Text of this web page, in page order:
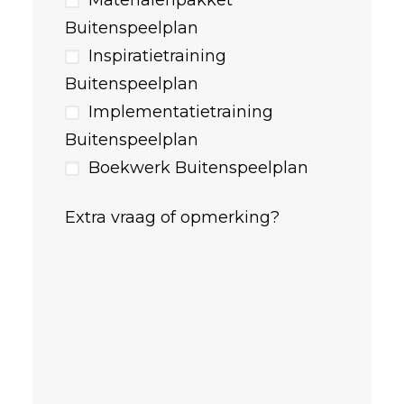
Buitenspeelplan
Inspiratietraining
Buitenspeelplan
Implementatietraining
Buitenspeelplan
Boekwerk Buitenspeelplan